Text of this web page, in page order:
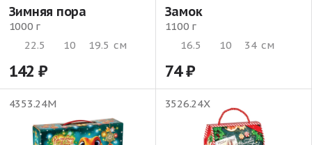
Зимняя пора
1000 г
22.5
10 19.5 см
142
Замок
1100 г
16.5
10 34 см
74
4353.24М 3526.24Х